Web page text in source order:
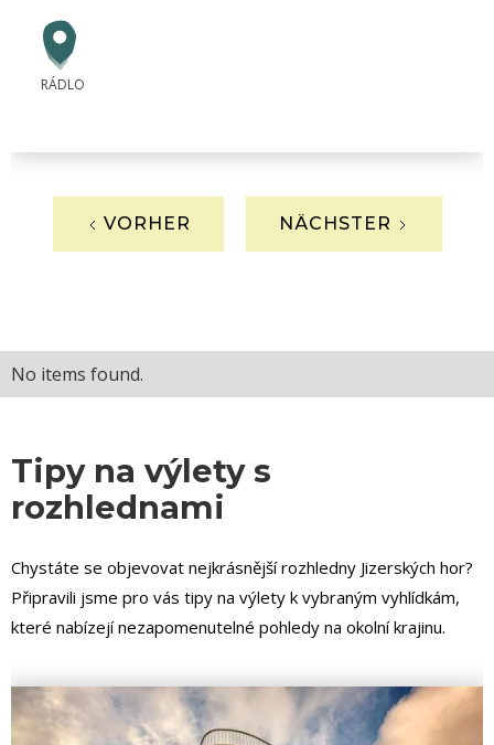
RÁDLO
VORHER NÄCHSTER
No items found.
Tipy na výlety s
rozhlednami
Chystáte se objevovat nejkrásnější rozhledny Jizerských hor?
Připravili jsme pro vás tipy na výlety k vybraným vyhlídkám,
které nabízejí nezapomenutelné pohledy na okolní krajinu.